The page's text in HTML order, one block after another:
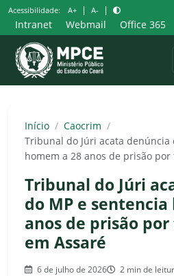
Pular
para
o
conteúdo
Acessibilidade: A+ | A- |
Intranet Webmail Office 365
Início / Caocrim /
Tribunal do Júri acata denúncia
homem a 28 anos de prisão
Tribunal do Júri
do MP e
anos de prisão
em Assaré
6 de julho de 2026 2 min de